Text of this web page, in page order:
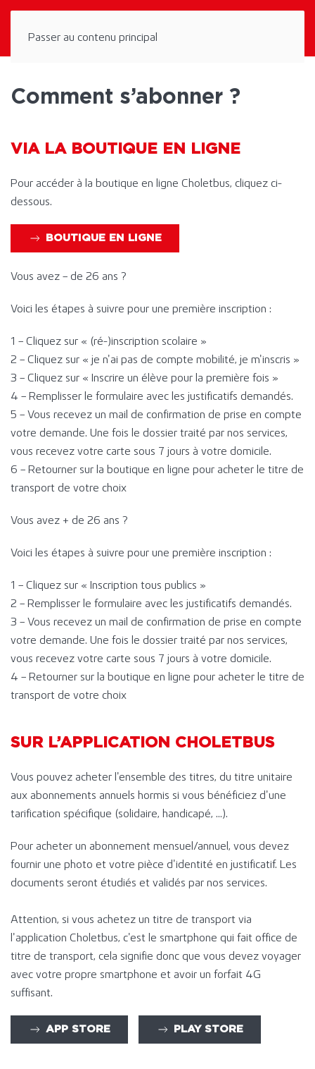
Passer au contenu principal
Comment s’abonner ?
VIA LA BOUTIQUE EN LIGNE
Pour accéder à la boutique en ligne Choletbus, cliquez ci-
dessous.
BOUTIQUE EN LIGNE
Vous avez – de 26 ans ?
Voici les étapes à suivre pour une première inscription :
1 – Cliquez sur « (ré-)inscription scolaire »
2 – Cliquez sur « je n’ai pas de compte mobilité, je m’inscris »
3 – Cliquez sur « Inscrire un élève pour la première fois »
4 – Remplisser le formulaire avec les justificatifs demandés.
5 – Vous recevez un mail de confirmation de prise en compte
votre demande. Une fois le dossier traité par nos services,
vous recevez votre carte sous 7 jours à votre domicile.
6 – Retourner sur la boutique en ligne pour acheter le titre de
transport de votre choix
Vous avez + de 26 ans ?
Voici les étapes à suivre pour une première inscription :
1 – Cliquez sur « Inscription tous publics »
2 – Remplisser le formulaire avec les justificatifs demandés.
3 – Vous recevez un mail de confirmation de prise en compte
votre demande. Une fois le dossier traité par nos services,
vous recevez votre carte sous 7 jours à votre domicile.
4 – Retourner sur la boutique en ligne pour acheter le titre de
transport de votre choix
SUR L’APPLICATION CHOLETBUS
Vous pouvez acheter l’ensemble des titres, du titre unitaire
aux abonnements annuels hormis si vous bénéficiez d’une
tarification spécifique (solidaire, handicapé, …).
Pour acheter un abonnement mensuel/annuel, vous devez
fournir une photo et votre pièce d’identité en justificatif. Les
documents seront étudiés et validés par nos services.
Attention, si vous achetez un titre de transport via
l’application Choletbus, c’est le smartphone qui fait office de
titre de transport, cela signifie donc que vous devez voyager
avec votre propre smartphone et avoir un forfait 4G
suffisant.
APP STORE PLAY STORE
Panneau de gestion des cookies